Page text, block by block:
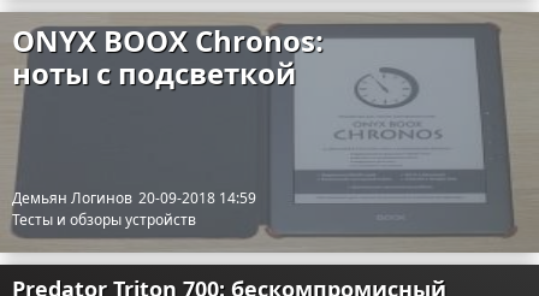
ONYX BOOX Chronos:
ноты с подсветкой
Демьян Логинов 20-09-2018 14:59
Тесты и обзоры устройств
Predator Triton 700: бескомпромисный